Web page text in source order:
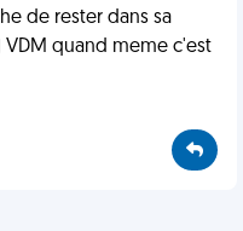
de rester dans sa
quand meme c'est